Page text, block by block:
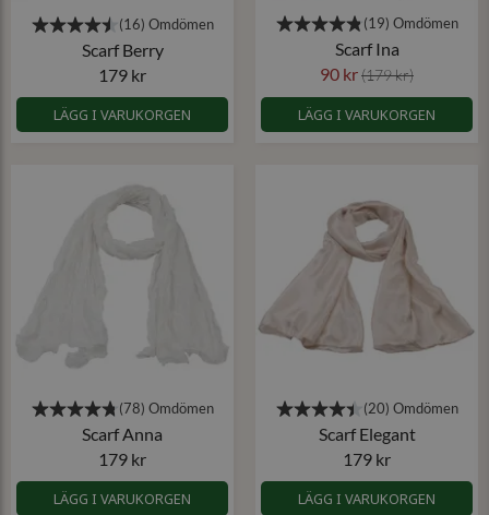
Scarf Berry
179 kr
LÄGG I VARUKORGEN
Scarf Ina
90 kr(179 kr)
LÄGG I VARUKORGEN
Scarf Anna
179 kr
LÄGG I VARUKORGEN
Scarf Elegant
179 kr
LÄGG I VARUKORGEN